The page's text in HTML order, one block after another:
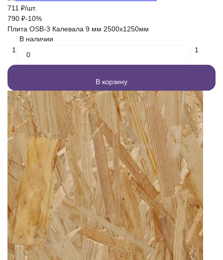
711 ₽/шт.
790 ₽-10%
Плита OSB-3 Калевала 9 мм 2500х1250мм
В наличии
1
1
В корзину